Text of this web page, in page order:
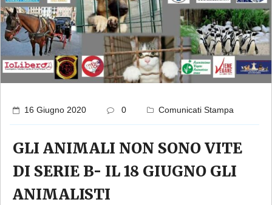
16 Giugno 2020 0 Comunicati Stampa
GLI ANIMALI NON SONO VITE
DI SERIE B- IL 18 GIUGNO GLI
ANIMALISTI